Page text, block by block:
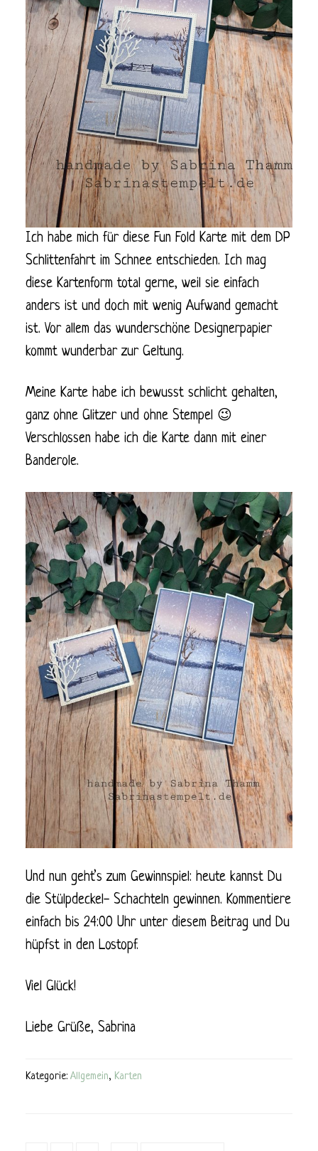
Ich habe mich für diese Fun Fold Karte mit dem DP
Schlittenfahrt im Schnee entschieden. Ich mag
diese Kartenform total gerne, weil sie einfach
anders ist und doch mit wenig Aufwand gemacht
ist. Vor allem das wunderschöne Designerpapier
kommt wunderbar zur Geltung.
Meine Karte habe ich bewusst schlicht gehalten,
ganz ohne Glitzer und ohne Stempel 😉
Verschlossen habe ich die Karte dann mit einer
Banderole.
Und nun geht’s zum Gewinnspiel: heute kannst Du
die Stülpdeckel- Schachteln gewinnen. Kommentiere
einfach bis 24:00 Uhr unter diesem Beitrag und Du
hüpfst in den Lostopf.
Viel Glück!
Liebe Grüße, Sabrina
Kategorie: Allgemein, Karten